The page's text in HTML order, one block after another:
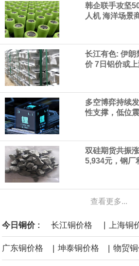
所做的工作“非常满意”。特朗普在社
他与赫格塞思就弹药短缺问题发生冲
言”，他对赫格塞思所做的工作“非常
纽约期银突破64美元/盎司，日内涨
据报道，威刚近日在法说会上表示，
稳定的三大有利因素带动下，预期第
进一步扩大全年营运成果。
美国国会预算办公室（CBO）于当
计划建造的15艘核动力“特朗普级”
到采购的总费用可能高达2750亿美
面战舰项目之一。 根据CBO的初步
韩企联手攻坚
人机 海洋场景
长江有色: 伊朗
价 7日铝价或
多空博弈持续
性支撑，低位
双硅期货共振
5,934元，钢厂
查看更多...
今日铜价 : 长江铜价格 | 上海铜
广东铜价格 | 坤泰铜价格 | 物贸